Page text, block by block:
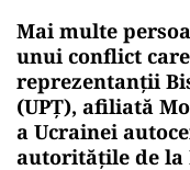
Mai multe
unui conflict
reprezentanții
(UPȚ), afiliată
a Ucrainei
autoritățile de la